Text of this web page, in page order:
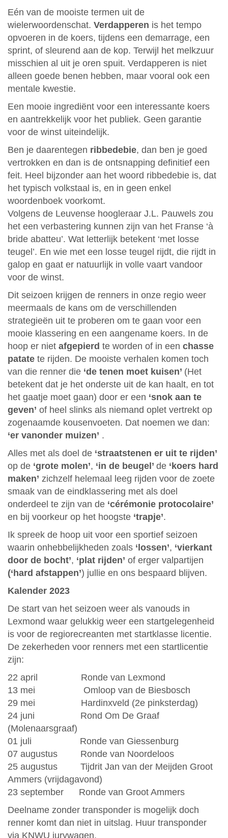
Eén van de mooiste termen uit de
wielerwoordenschat. Verdapperen is het tempo
opvoeren in de koers, tijdens een demarrage, een
sprint, of sleurend aan de kop. Terwijl het melkzuur
misschien al uit je oren spuit. Verdapperen is niet
alleen goede benen hebben, maar vooral ook een
mentale kwestie.
Een mooie ingrediënt voor een interessante koers
en aantrekkelijk voor het publiek. Geen garantie
voor de winst uiteindelijk.
Ben je daarentegen ribbedebie, dan ben je goed
vertrokken en dan is de ontsnapping definitief een
feit. Heel bijzonder aan het woord ribbedebie is, dat
het typisch volkstaal is, en in geen enkel
woordenboek voorkomt.
Volgens de Leuvense hoogleraar J.L. Pauwels zou
het een verbastering kunnen zijn van het Franse ‘à
bride abatteu’. Wat letterlijk betekent ‘met losse
teugel’. En wie met een losse teugel rijdt, die rijdt in
galop en gaat er natuurlijk in volle vaart vandoor
voor de winst.
Dit seizoen krijgen de renners in onze regio weer
meermaals de kans om de verschillenden
strategieën uit te proberen om te gaan voor een
mooie klassering en een aangename koers. In de
hoop er niet afgepierd te worden of in een chasse
patate te rijden. De mooiste verhalen komen toch
van die renner die ‘de tenen moet kuisen’ (Het
betekent dat je het onderste uit de kan haalt, en tot
het gaatje moet gaan) door er een ‘snok aan te
geven’ of heel slinks als niemand oplet vertrekt op
zogenaamde kousenvoeten. Dat noemen we dan:
‘er vanonder muizen’ .
Alles met als doel de ‘straatstenen er uit te rijden’
op de ‘grote molen’, ‘in de beugel’ de ‘koers hard
maken’ zichzelf helemaal leeg rijden voor de zoete
smaak van de eindklassering met als doel
onderdeel te zijn van de ‘cérémonie protocolaire’
en bij voorkeur op het hoogste ‘trapje’.
Ik spreek de hoop uit voor een sportief seizoen
waarin onhebbelijkheden zoals ‘lossen’, ‘vierkant
door de bocht’, ‘plat rijden’ of erger valpartijen
(‘hard afstappen’) jullie en ons bespaard blijven.
Kalender 2023
De start van het seizoen weer als vanouds in
Lexmond waar gelukkig weer een startgelegenheid
is voor de regiorecreanten met startklasse licentie.
De zekerheden voor renners met een startlicentie
zijn:
22 april Ronde van Lexmond
13 mei Omloop van de Biesbosch
29 mei Hardinxveld (2e pinksterdag)
24 juni Rond Om De Graaf
(Molenaarsgraaf)
01 juli Ronde van Giessenburg
07 augustus Ronde van Noordeloos
25 augustus Tijdrit Jan van der Meijden Groot
Ammers (vrijdagavond)
23 september Ronde van Groot Ammers
Deelname zonder transponder is mogelijk doch
renner komt dan niet in uitslag. Huur transponder
via KNWU jurywagen.